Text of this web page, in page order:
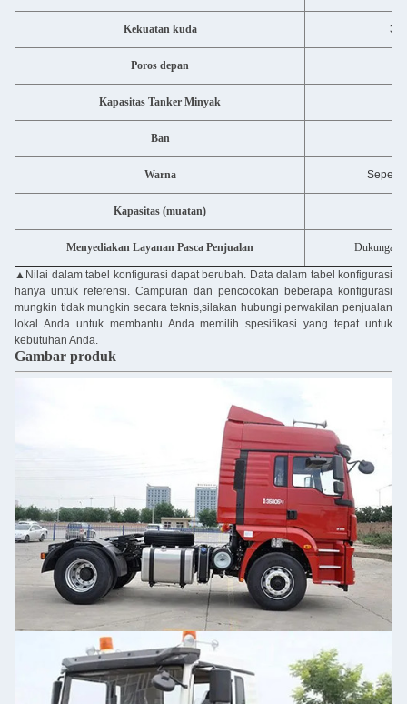
Kekuatan kuda
Poros depan
Kapasitas Tanker Minyak
Ban
Warna Seperti
Kapasitas (muatan)
Menyediakan Layanan Pasca Penjualan Dukungan
▲ Nilai dalam tabel konfigurasi dapat berubah. Data dalam tabel konfigurasi
hanya untuk referensi. Campuran dan pencocokan beberapa konfigurasi
mungkin tidak mungkin secara teknis,silakan hubungi perwakilan penjualan
lokal Anda untuk membantu Anda memilih spesifikasi yang tepat untuk
kebutuhan Anda.
Gambar produk